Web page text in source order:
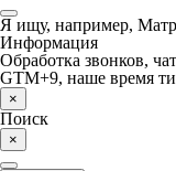
Я ищу, например,
Информация
Обработка звонков,
GTM+9, наше время
×
Поиск
×